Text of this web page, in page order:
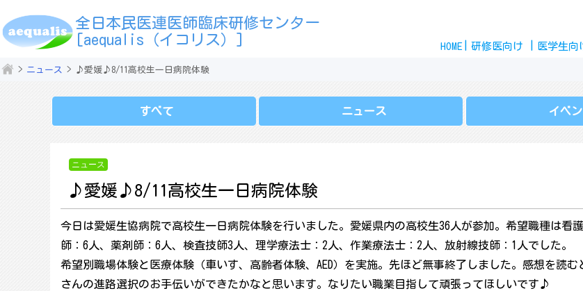
content
全日本民医連医師臨床研修センター
[aequalis（イコリス）]
HOME 研修医向け 医学生向
ニュース ♪愛媛♪8/11高校生一日病院体験
すべて ニュース イベ
ニュース
♪愛媛♪8/11高校生一日病院体験
今日は愛媛生協病院で高校生一日病院体験を行いました。愛媛県内の高校生36人が参加。希望職種は看
師：6人、薬剤師：6人、検査技師3人、理学療法士：2人、作業療法士：2人、放射線技師：1人でした。
希望別職場体験と医療体験（車いす、高齢者体験、AED）を実施。先ほど無事終了しました。感想を読む
さんの進路選択のお手伝いができたかなと思います。なりたい職業目指して頑張ってほしいです♪